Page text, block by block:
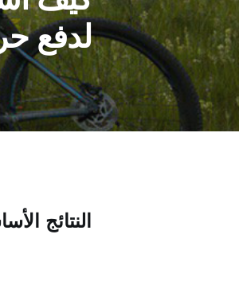
لدفع
النتائج